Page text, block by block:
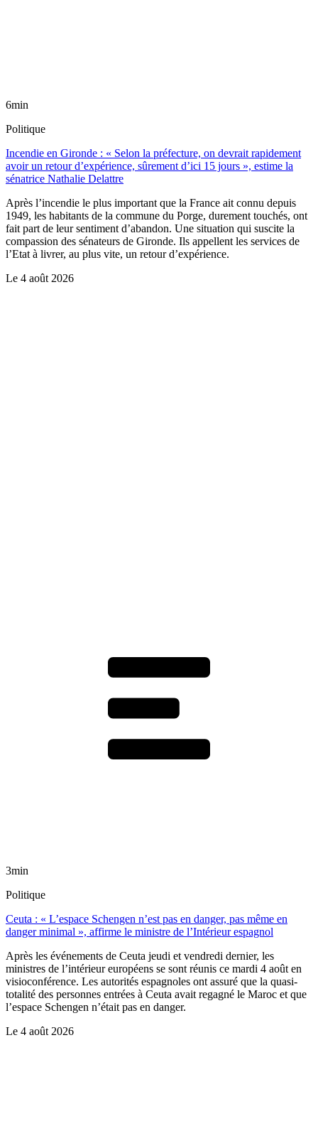
6min
Politique
Incendie en Gironde : « Selon la préfecture, on devrait rapidement
avoir un retour d’expérience, sûrement d’ici 15 jours », estime la
sénatrice Nathalie Delattre
Après l’incendie le plus important que la France ait connu depuis
1949, les habitants de la commune du Porge, durement touchés, ont
fait part de leur sentiment d’abandon. Une situation qui suscite la
compassion des sénateurs de Gironde. Ils appellent les services de
l’Etat à livrer, au plus vite, un retour d’expérience.
Le 4 août 2026
3min
Politique
Ceuta : « L’espace Schengen n’est pas en danger, pas même en
danger minimal », affirme le ministre de l’Intérieur espagnol
Après les événements de Ceuta jeudi et vendredi dernier, les
ministres de l’intérieur européens se sont réunis ce mardi 4 août en
visioconférence. Les autorités espagnoles ont assuré que la quasi-
totalité des personnes entrées à Ceuta avait regagné le Maroc et que
l’espace Schengen n’était pas en danger.
Le 4 août 2026